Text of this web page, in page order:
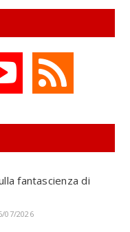
fantascienza di
07/2026